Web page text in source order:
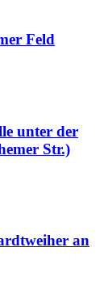
Feld
unter der
Str.)
an